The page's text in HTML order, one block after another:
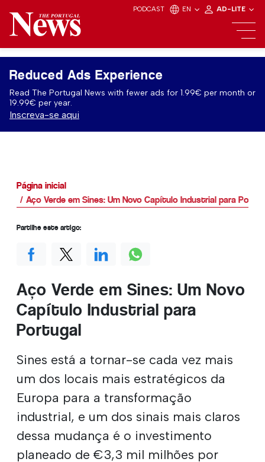
PODCAST EN AD-LITE
Reduced Ads Experience
Read The Portugal News with fewer ads for 1.99€ per month or
19.99€ per year.
Inscreva-se aqui
Página inicial
Aço Verde em Sines: Um Novo Capítulo Industrial para
Aço Verde em Sines: Um Novo
Capítulo Industrial para
Portugal
Sines está a tornar-se cada vez mais
um dos locais mais estratégicos da
Europa para a transformação
industrial, e um dos sinais mais claros
dessa mudança é o investimento
planeado de €3,3 mil milhões por
Partilhe este artigo: